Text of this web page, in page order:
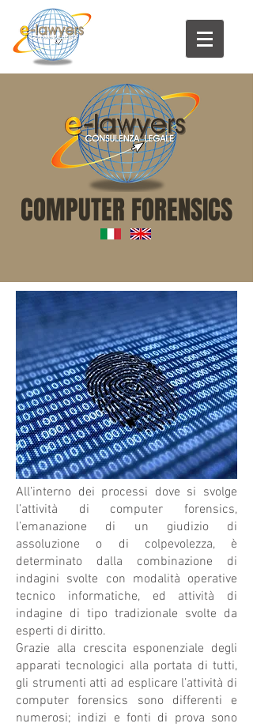
All’interno dei processi dove si svolge
l’attività di computer forensics,
l’emanazione di un giudizio di
assoluzione o di colpevolezza, è
determinato dalla combinazione di
indagini svolte con modalità operative
tecnico informatiche, ed attività di
indagine di tipo tradizionale svolte da
esperti di diritto.
Grazie alla crescita esponenziale degli
apparati tecnologici alla portata di tutti,
gli strumenti atti ad esplicare l’attività di
computer forensics sono differenti e
numerosi; indizi e fonti di prova sono
COMPUTER FORENSICS